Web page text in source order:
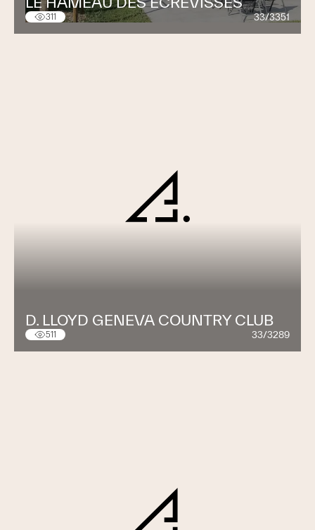
311 33/3351
D. LLOYD GENEVA COUNTRY CLUB
511 33/3289